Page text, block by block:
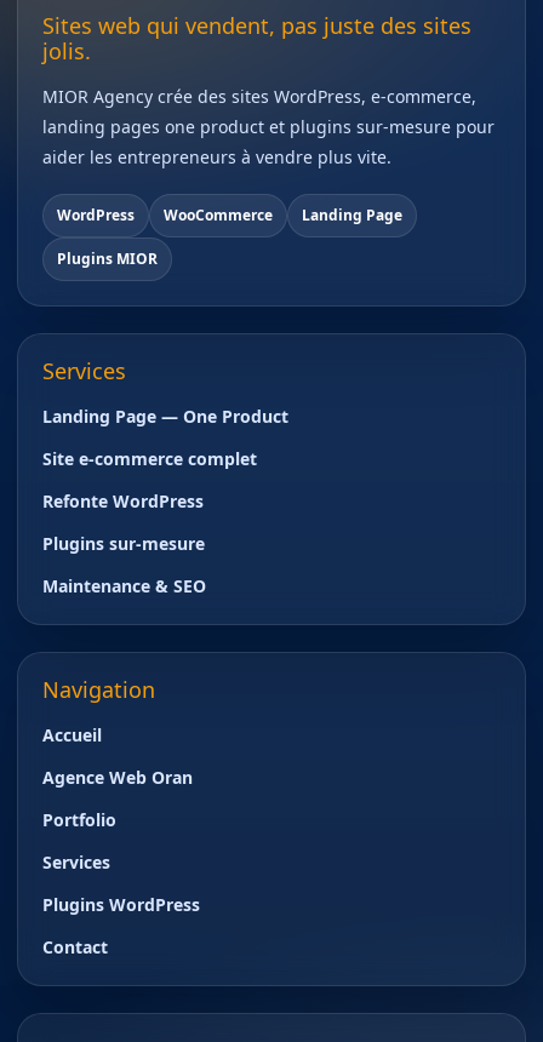
Sites web qui vendent, pas juste des sites
jolis.
MIOR Agency crée des sites WordPress, e-commerce,
landing pages one product et plugins sur-mesure pour
aider les entrepreneurs à vendre plus vite.
WordPress WooCommerce Landing Page
Plugins MIOR
Services
Landing Page — One Product
Site e-commerce complet
Refonte WordPress
Plugins sur-mesure
Maintenance & SEO
Navigation
Accueil
Agence Web Oran
Portfolio
Services
Plugins WordPress
Contact